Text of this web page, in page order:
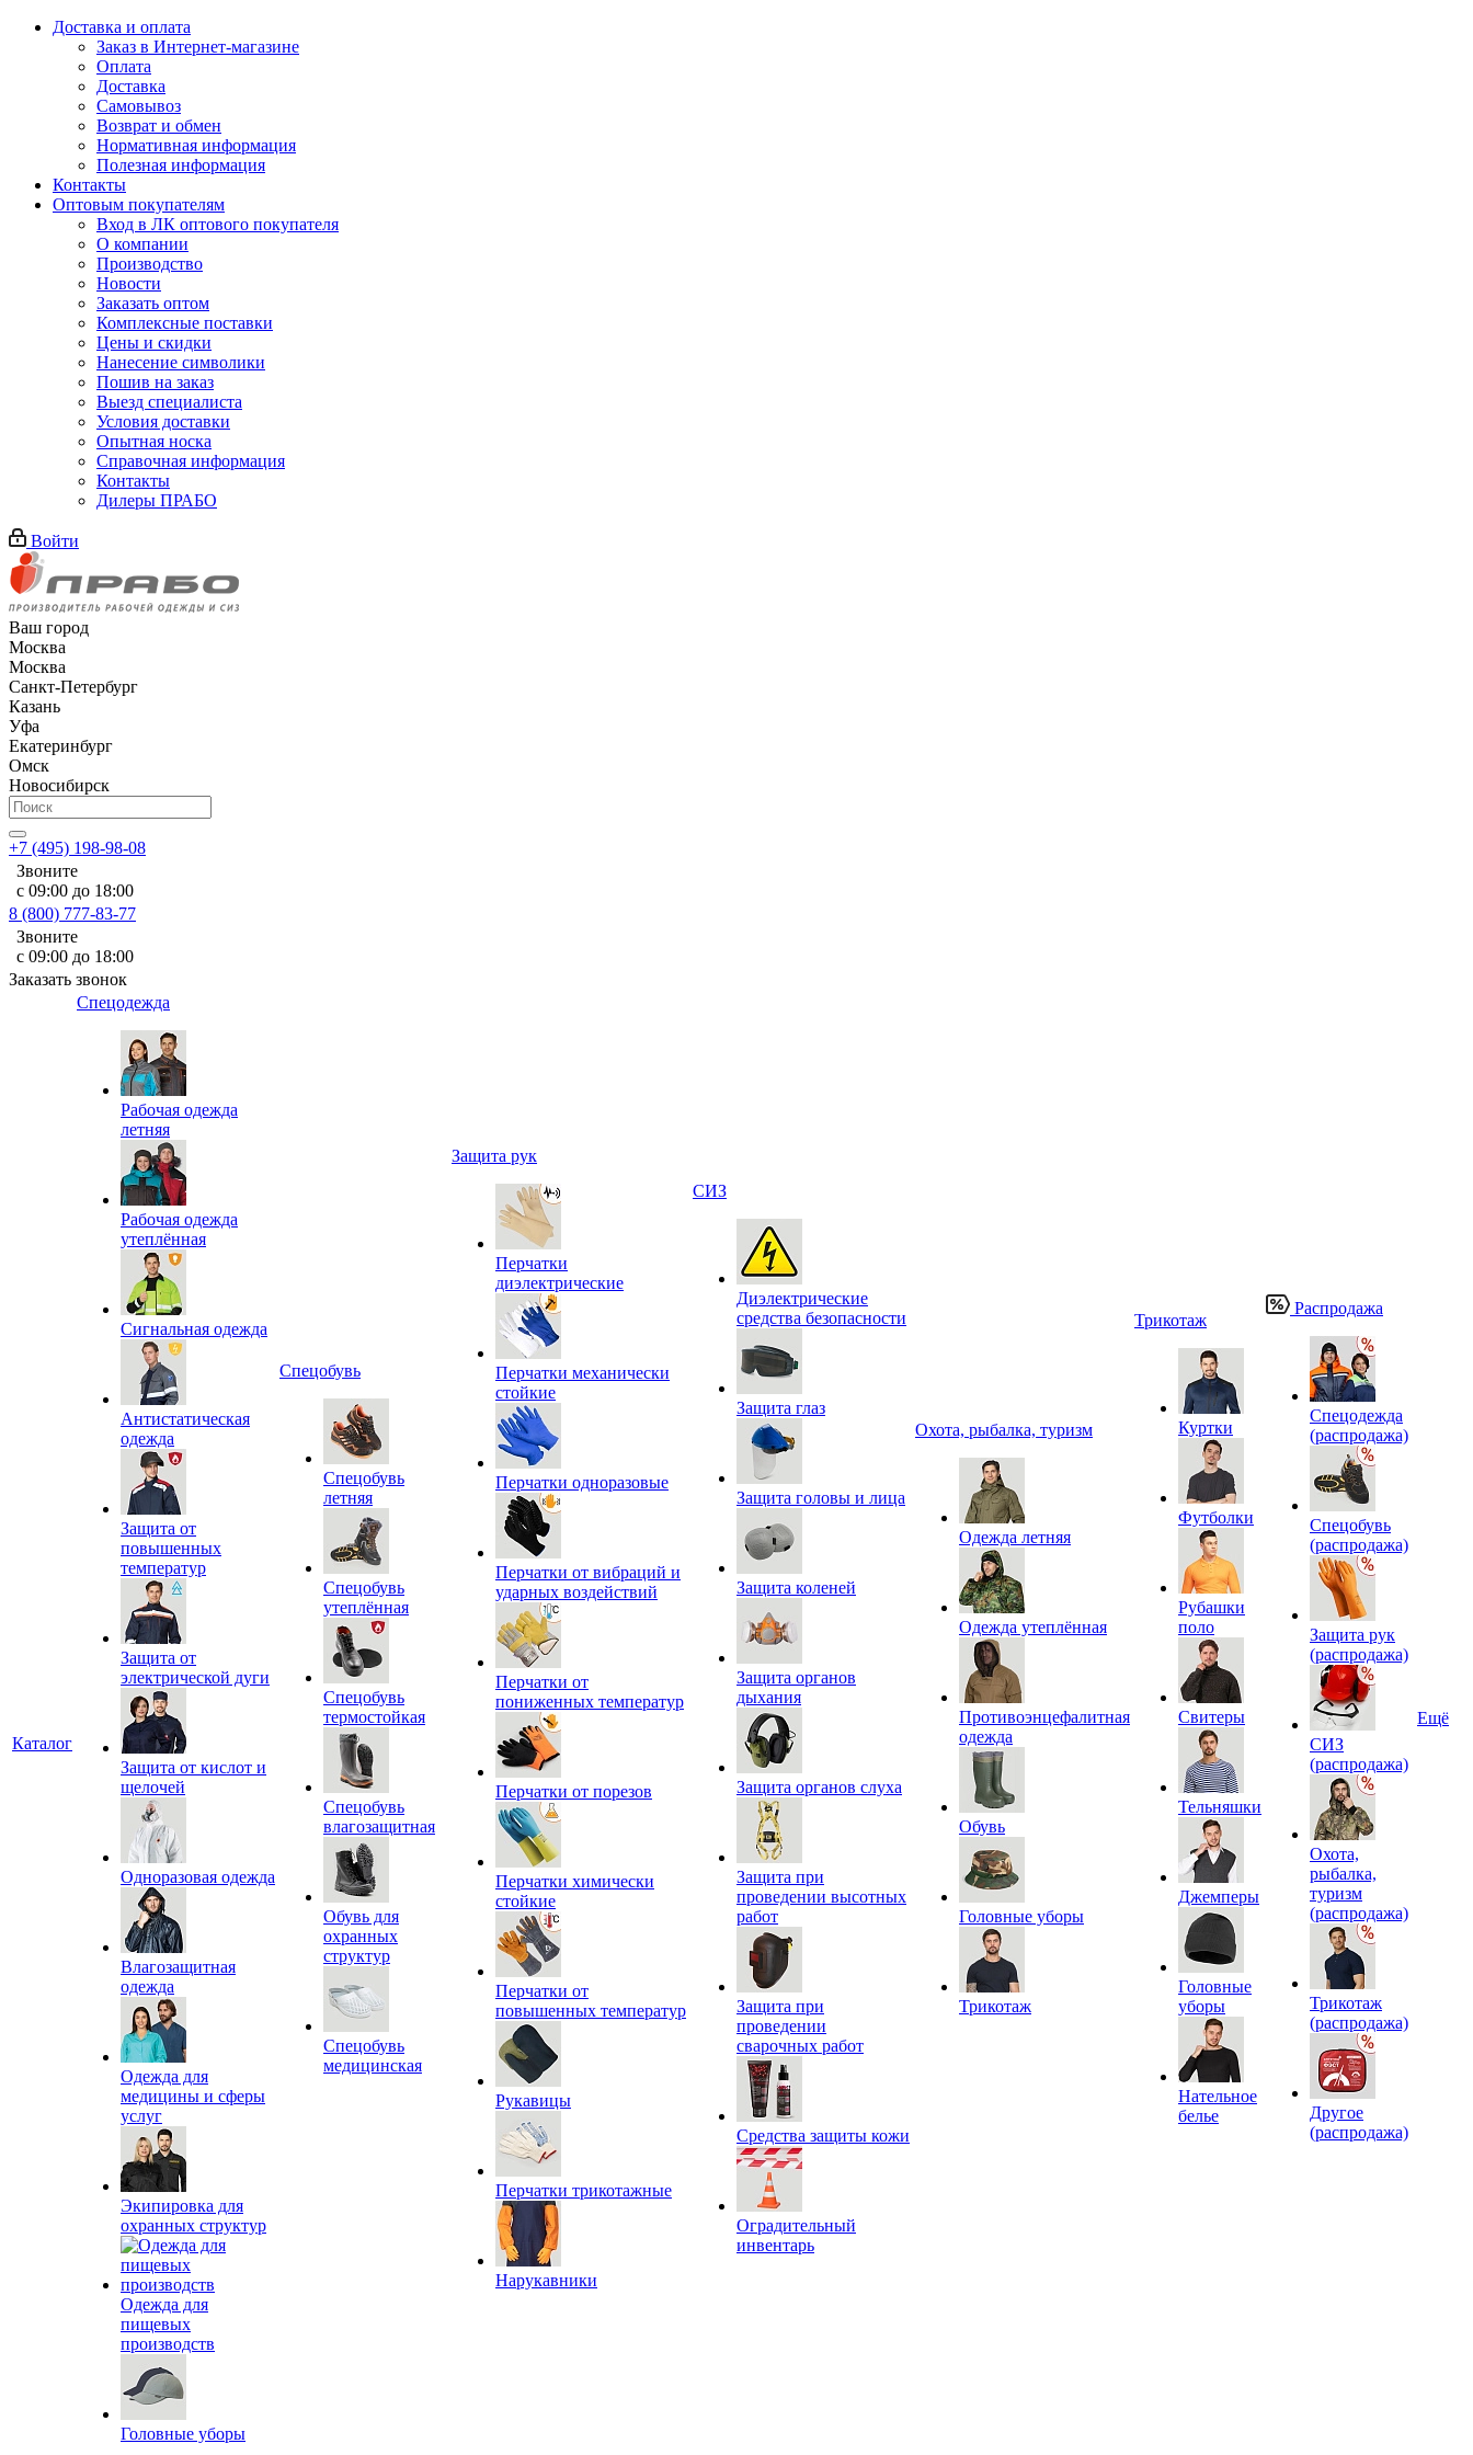
Доставка и оплата
Заказ в Интернет-магазине
Оплата
Доставка
Самовывоз
Возврат и обмен
Нормативная информация
Полезная информация
Контакты
Оптовым покупателям
Вход в ЛК оптового покупателя
О компании
Производство
Новости
Заказать оптом
Комплексные поставки
Цены и скидки
Нанесение символики
Пошив на заказ
Выезд специалиста
Условия доставки
Опытная носка
Справочная информация
Контакты
Дилеры ПРАБО
Войти
Ваш город
Москва
Москва
Санкт-Петербург
Казань
Уфа
Екатеринбург
Омск
Новосибирск
+7 (495) 198-98-08
Звоните
с 09:00 до 18:00
8 (800) 777-83-77
Звоните
с 09:00 до 18:00
Заказать звонок
Каталог
Спецодежда
Рабочая одежда
летняя
Рабочая одежда
утеплённая
Сигнальная одежда
Антистатическая
одежда
Защита от
повышенных
температур
Защита от
электрической дуги
Защита от кислот и
щелочей
Одноразовая одежда
Влагозащитная
одежда
Одежда для
медицины и сферы
услуг
Экипировка для
охранных структур
Одежда для
пищевых
производств
Головные уборы
Спецобувь
Спецобувь
летняя
Спецобувь
утеплённая
Спецобувь
термостойкая
Спецобувь
влагозащитная
Обувь для
охранных
структур
Спецобувь
медицинская
Защита рук
Перчатки
диэлектрические
Перчатки механически
стойкие
Перчатки одноразовые
Перчатки от вибраций и
ударных воздействий
Перчатки от
пониженных температур
Перчатки от порезов
Перчатки химически
стойкие
Перчатки от
повышенных температур
Рукавицы
Перчатки трикотажные
Нарукавники
СИЗ
Диэлектрические
средства безопасности
Защита глаз
Защита головы и лица
Защита коленей
Защита органов
дыхания
Защита органов слуха
Защита при
проведении высотных
работ
Защита при
проведении
сварочных работ
Средства защиты кожи
Оградительный
инвентарь
Охота, рыбалка, туризм
Одежда летняя
Одежда утеплённая
Противоэнцефалитная
одежда
Обувь
Головные уборы
Трикотаж
Трикотаж
Куртки
Футболки
Рубашки
поло
Свитеры
Тельняшки
Джемперы
Головные
уборы
Нательное
белье
Распродажа
Спецодежда
(распродажа)
Спецобувь
(распродажа)
Защита рук
(распродажа)
СИЗ
(распродажа)
Охота,
рыбалка,
туризм
(распродажа)
Трикотаж
(распродажа)
Другое
(распродажа)
Ещё